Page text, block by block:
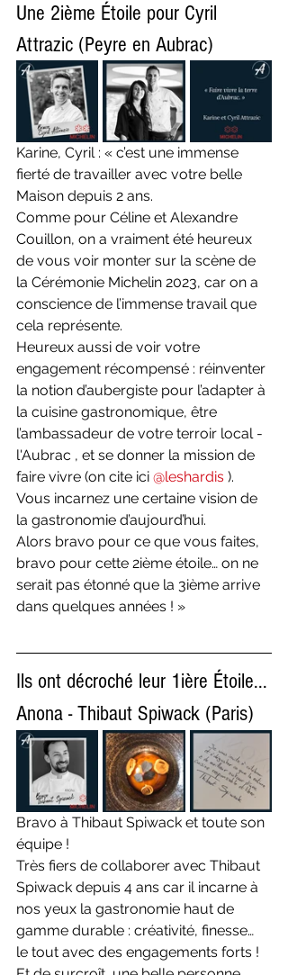
Une 2ième Étoile pour Cyril
Attrazic (Peyre en Aubrac)
Karine, Cyril : « c’est une immense
fierté de travailler avec votre belle
Maison depuis 2 ans.
Comme pour Céline et Alexandre
Couillon, on a vraiment été heureux
de vous voir monter sur la scène de
la Cérémonie Michelin 2023, car on a
conscience de l’immense travail que
cela représente.
Heureux aussi de voir votre
engagement récompensé : réinventer
la notion d’aubergiste pour l’adapter à
la cuisine gastronomique, être
l’ambassadeur de votre terroir local -
l'Aubrac , et se donner la mission de
faire vivre (on cite ici @leshardis ).
Vous incarnez une certaine vision de
la gastronomie d’aujourd’hui.
Alors bravo pour ce que vous faites,
bravo pour cette 2ième étoile… on ne
serait pas étonné que la 3ième arrive
dans quelques années ! »
Ils ont décroché leur 1ière Étoile...
Anona - Thibaut Spiwack (Paris)
Bravo à Thibaut Spiwack et toute son
équipe !
Très fiers de collaborer avec Thibaut
Spiwack depuis 4 ans car il incarne à
nos yeux la gastronomie haut de
gamme durable : créativité, finesse…
le tout avec des engagements forts !